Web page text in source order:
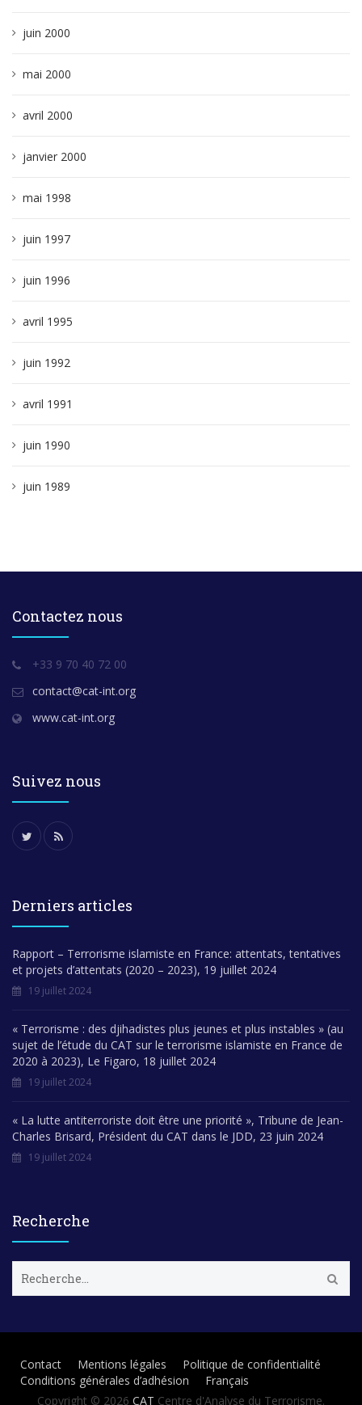
juin 2000
mai 2000
avril 2000
janvier 2000
mai 1998
juin 1997
juin 1996
avril 1995
juin 1992
avril 1991
juin 1990
juin 1989
Contactez nous
+33 9 70 40 72 00
contact@cat-int.org
www.cat-int.org
Suivez nous
Derniers articles
Rapport – Terrorisme islamiste en France: attentats, tentatives
et projets d’attentats (2020 – 2023), 19 juillet 2024
19 juillet 2024
« Terrorisme : des djihadistes plus jeunes et plus instables » (au
sujet de l’étude du CAT sur le terrorisme islamiste en France de
2020 à 2023), Le Figaro, 18 juillet 2024
19 juillet 2024
« La lutte antiterroriste doit être une priorité », Tribune de Jean-
Charles Brisard, Président du CAT dans le JDD, 23 juin 2024
19 juillet 2024
Recherche
c
e
Contact Mentions légales
Politique de confidentialité
Conditions générales d’adhésion
Français
Copyright © 2026 CAT Centre d'Analyse du Terrorisme.